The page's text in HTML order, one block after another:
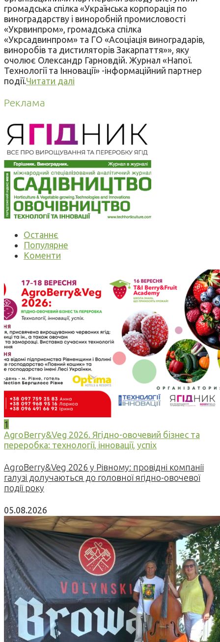
громадська спілка «Українська корпорація по
виноградарству і виноробній промисловості
«Укрвинпром», громадська спілка
«Укрсадвинпром» та ГО «Асоціація виноградарів,
виноробів та дистиляторів Закарпаття»», яку
очолює Олександр Гарновдій. Журнал «Напої.
Технології та Інновації» -інформаційний партнер
події.Читати далі
Реклама
Останнє
Популярне
Коменти
1
AgroBerry&Veg 2026. Ягідно-овочевий бізнес та
переробка: технології, інновації, успіх
AgroBerry&Veg 2026 у Рівному: провідні компанії
галузі долучаються до головної ягідно-овочевої
події року
05.08.2026